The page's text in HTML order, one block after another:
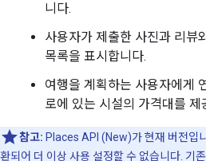
니다.
사용자가 제출한 사진과 리뷰
목록을 표시합니다.
여행을 계획하는 사용자에게
로에 있는 시설의 가격대를 제
참고: Places API (New)가 현재 버전입
환되어 더 이상 사용 설정할 수 없습니다. 기